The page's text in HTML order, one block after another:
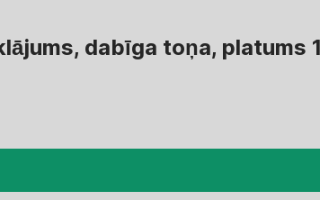
dabīga toņa, platums